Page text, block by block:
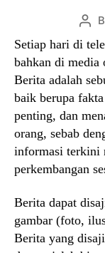
Setiap hari di
bahkan di media
Berita adalah
baik berupa
penting, dan
orang, sebab
informasi terkini
perkembangan
Berita dapat
gambar (foto,
Berita yang